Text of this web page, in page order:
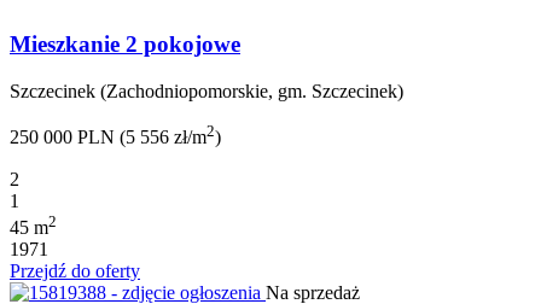
Mieszkanie 2 pokojowe
Szczecinek (Zachodniopomorskie, gm. Szczecinek)
250 000 PLN (5 556 zł/m2)
2
1
45 m2
1971
Przejdź do oferty
Na sprzedaż